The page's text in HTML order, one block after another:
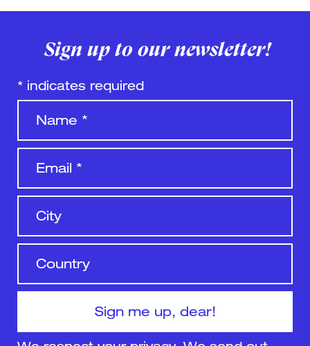
Sign up to our newsletter!
* indicates required